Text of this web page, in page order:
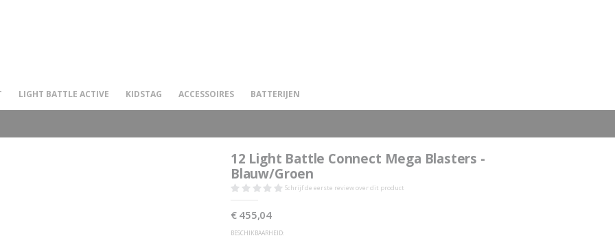
LIGHT BATTLE ACTIVE KIDSTAG ACCESSOIRES BATTERIJEN
12 Light Battle Connect Mega Blasters -
Blauw/Groen
Schrijf de eerste review over dit product
€ 455,04
BESCHIKBAARHEID: